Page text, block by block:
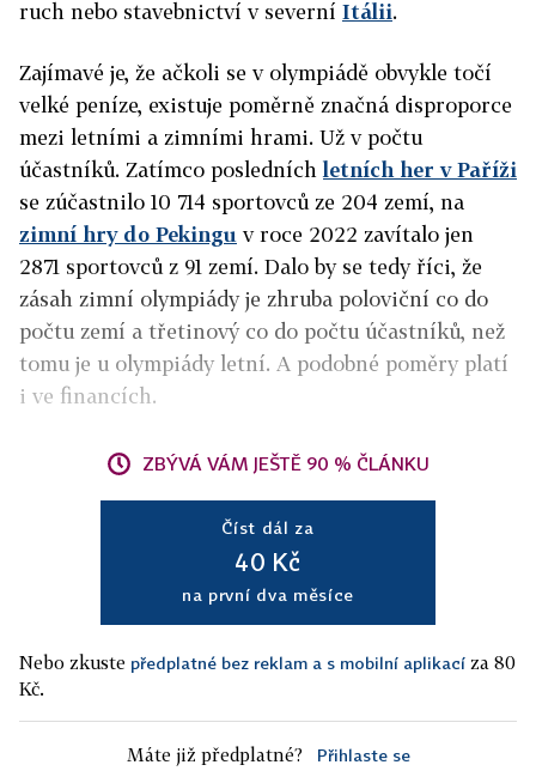
ruch nebo stavebnictví v severní Itálii.
Zajímavé je, že ačkoli se v olympiádě obvykle točí
velké peníze, existuje poměrně značná disproporce
mezi letními a zimními hrami. Už v počtu
účastníků. Zatímco posledních letních her v Paříži
se zúčastnilo 10 714 sportovců ze 204 zemí, na
zimní hry do Pekingu v roce 2022 zavítalo jen
2871 sportovců z 91 zemí. Dalo by se tedy říci, že
zásah zimní olympiády je zhruba poloviční co do
počtu zemí a třetinový co do počtu účastníků, než
tomu je u olympiády letní. A podobné poměry platí
i ve financích.
ZBÝVÁ VÁM JEŠTĚ 90 % ČLÁNKU
Číst dál za
40 Kč
na první dva měsíce
Nebo zkuste předplatné bez reklam a s mobilní aplikací za 80
Kč.
Máte již předplatné? Přihlaste se